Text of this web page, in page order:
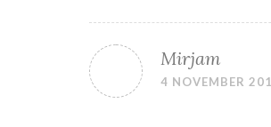
Mirjam
4 NOVEMBER